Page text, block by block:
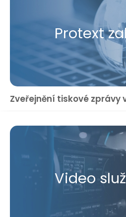
Protext
Zveřejnění tiskové zprávy
Video